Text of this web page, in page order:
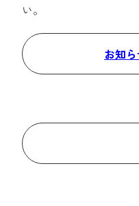
い。
お知